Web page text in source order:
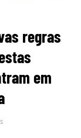
regras
em